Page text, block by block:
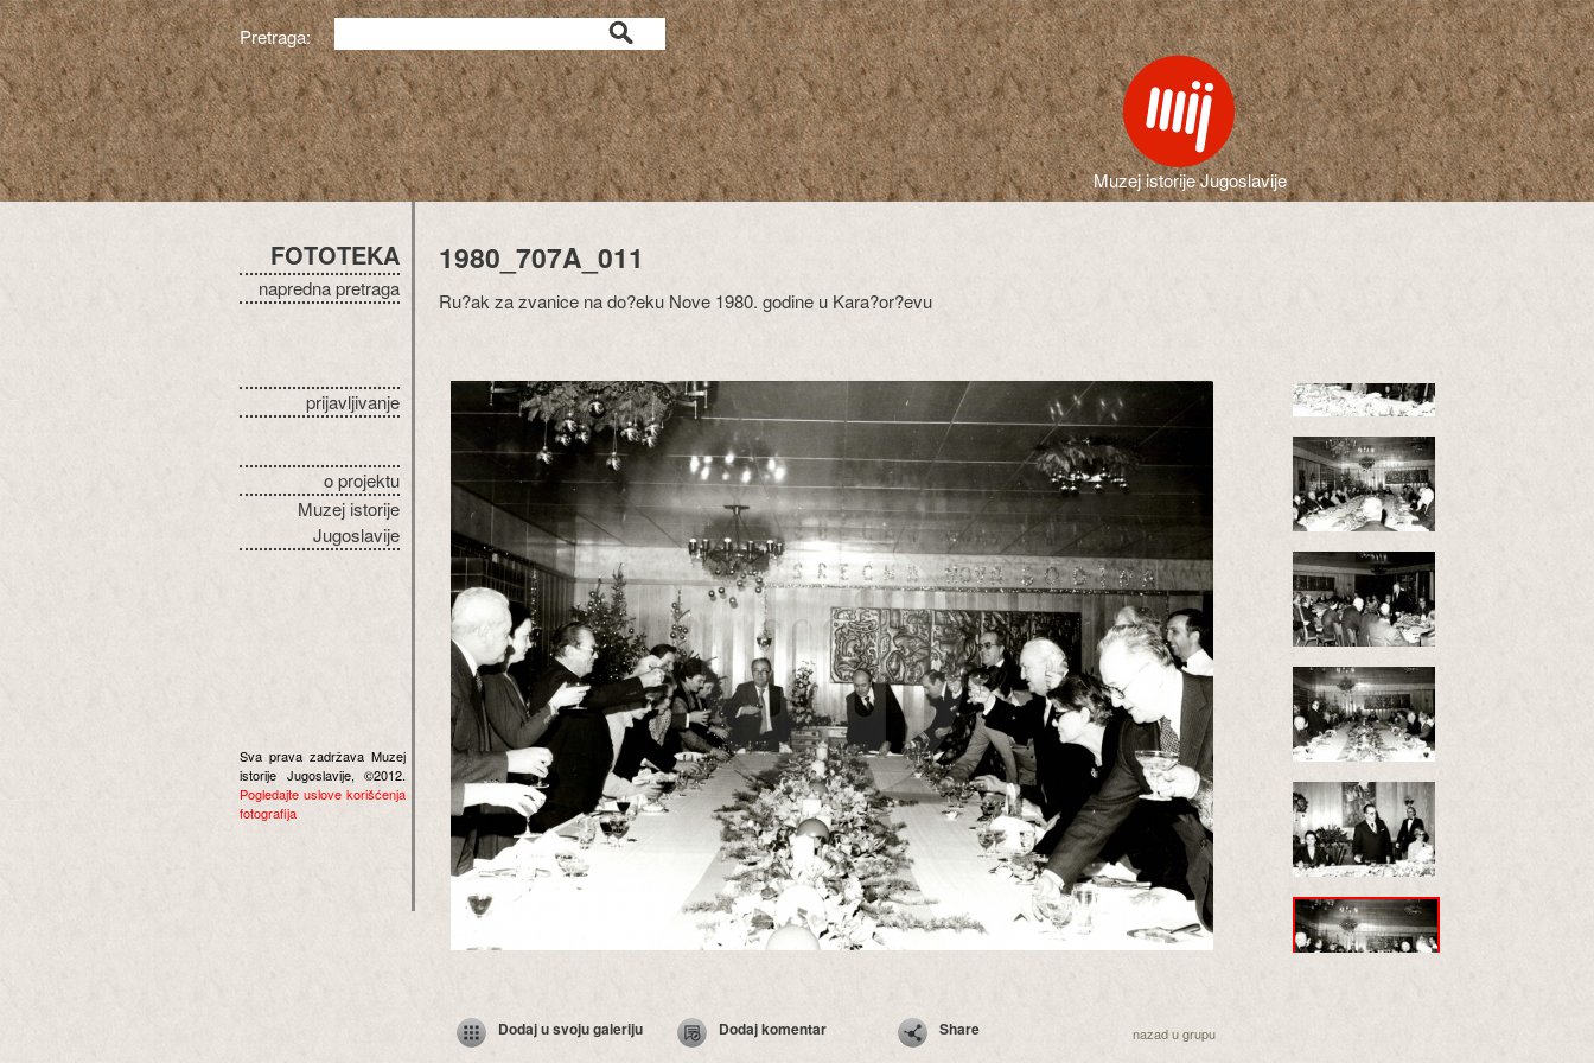
Pretraga:
Muzej istorije Jugoslavije
FOTOTEKA
napredna pretraga
prijavljivanje
o projektu
Muzej istorije
Jugoslavije
Sva prava zadržava Muzej
istorije Jugoslavije, ©2012.
Pogledajte uslove korišćenja
fotografija
1980_707A_011
Ru?ak za zvanice na do?eku Nove 1980. godine u Kara?or?evu
Dodaj u svoju galeriju Dodaj komentar Share nazad u grupu